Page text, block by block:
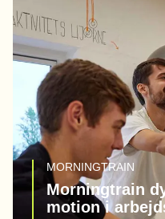
MORNINGTRAIN
Morningtrain
motion i